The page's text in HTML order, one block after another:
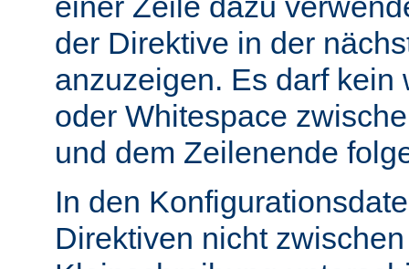
der Direktive in der
anzuzeigen. Es darf kein
oder Whitespace
und dem Zeilenende
In den
Direktiven nicht